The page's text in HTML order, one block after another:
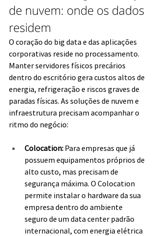
de nuvem: onde os dados
residem
O coração do big data e das aplicações
corporativas reside no processamento.
Manter servidores físicos precários
dentro do escritório gera custos altos de
energia, refrigeração e riscos graves de
paradas físicas. As soluções de nuvem e
infraestrutura precisam acompanhar o
ritmo do negócio:
Colocation: Para empresas que já
possuem equipamentos próprios de
alto custo, mas precisam de
segurança máxima. O Colocation
permite instalar o hardware da sua
empresa dentro do ambiente
seguro de um data center padrão
internacional, com energia elétrica